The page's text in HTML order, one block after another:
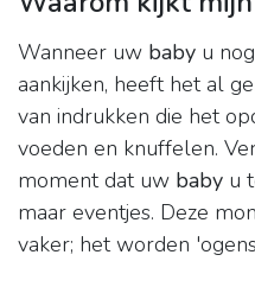
Wanneer uw baby u
aankijken, heeft het al
van indrukken die het
voeden en knuffelen.
moment dat uw baby u
maar eventjes. Deze
vaker; het worden